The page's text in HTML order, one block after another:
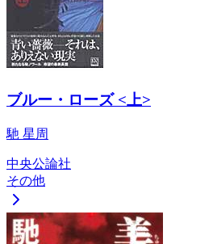
ブルー・ローズ <上>
馳 星周
中央公論社
その他